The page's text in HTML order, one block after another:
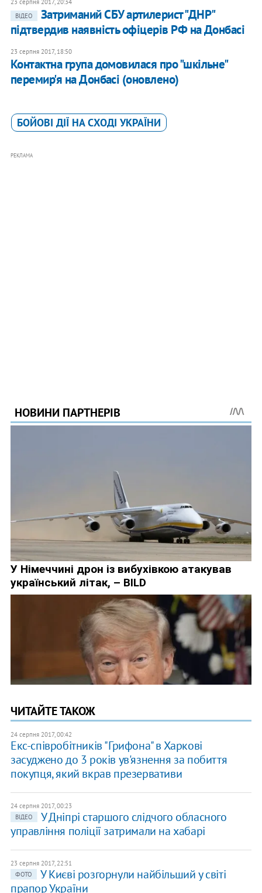
23 серпня 2017, 20:34
ВІДЕО
Затриманий СБУ артилерист "ДНР"
підтвердив наявність офіцерів РФ на Донбасі
23 серпня 2017, 18:50
Контактна група домовилася про "шкільне"
перемир'я на Донбасі (оновлено)
БОЙОВІ ДІЇ НА СХОДІ УКРАЇНИ
РЕКЛАМА
ЧИТАЙТЕ ТАКОЖ
24 серпня 2017, 00:42
Екс-співробітників "Грифона" в Харкові
засуджено до 3 років ув'язнення за побиття
покупця, який вкрав презервативи
24 серпня 2017, 00:23
ВІДЕО
У Дніпрі старшого слідчого обласного
управління поліції затримали на хабарі
23 серпня 2017, 22:51
ФОТО
У Києві розгорнули найбільший у світі
прапор України